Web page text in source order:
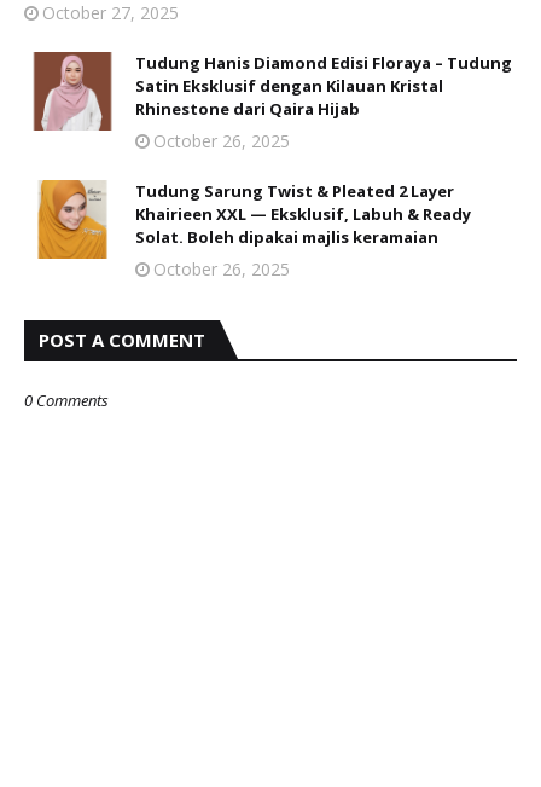
October 27, 2025
Tudung Hanis Diamond Edisi Floraya – Tudung
Satin Eksklusif dengan Kilauan Kristal
Rhinestone dari Qaira Hijab
October 26, 2025
Tudung Sarung Twist & Pleated 2 Layer
Khairieen XXL — Eksklusif, Labuh & Ready
Solat. Boleh dipakai majlis keramaian
October 26, 2025
POST A COMMENT
0 Comments